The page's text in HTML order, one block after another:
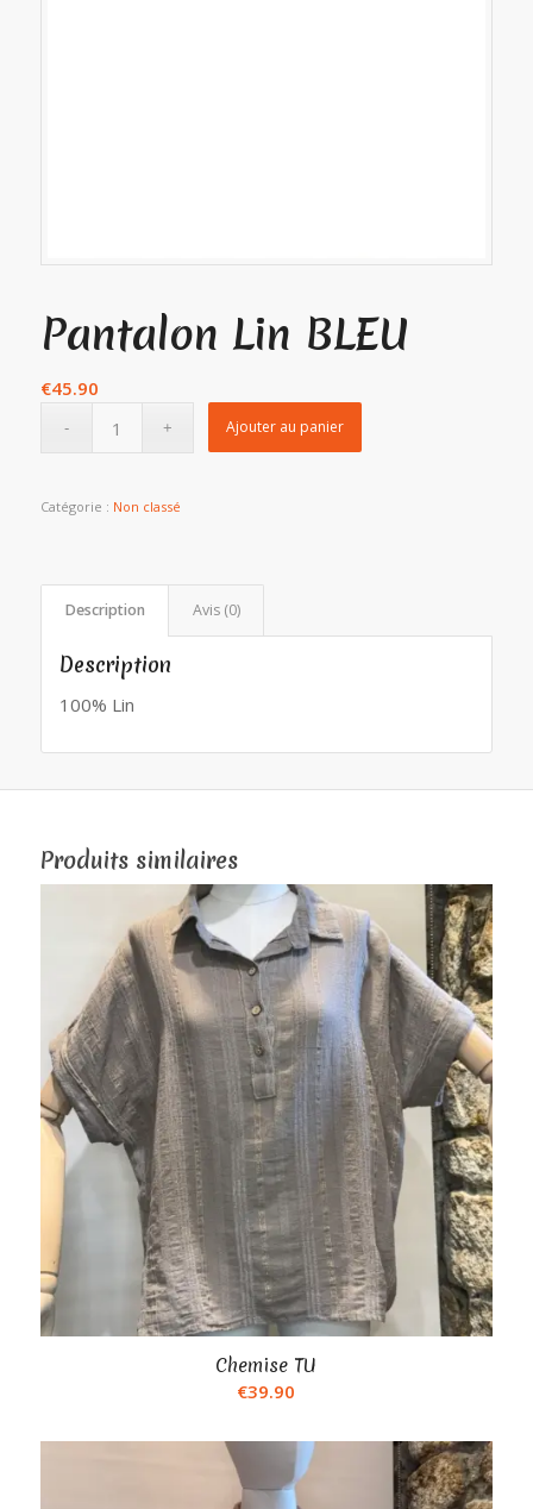
Pantalon Lin BLEU
€45.90
Ajouter au panier
Catégorie : Non classé
Description Avis (0)
Description
100% Lin
Produits similaires
Chemise TU
€39.90